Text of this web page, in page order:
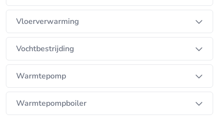
Vloerverwarming
Vochtbestrijding
Warmtepomp
Warmtepompboiler